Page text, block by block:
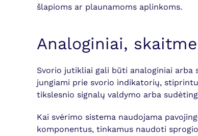
šlapioms ar plaunamoms aplinkoms.
Analoginiai,
Svorio jutikliai gali būti analoginiai
jungiami prie svorio indikatorių,
tikslesnio signalų valdymo arba
Kai svėrimo sistema naudojama
komponentus, tinkamus naudoti